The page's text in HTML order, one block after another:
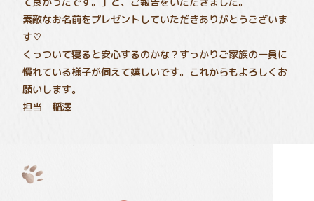
素敵なお名前をプレゼントしていただきありがとうございま
す♡
くっついて寝ると安心するのかな？すっかりご家族の一員に
慣れている様子が伺えて嬉しいです。これからもよろしくお
願いします。
担当 稲澤